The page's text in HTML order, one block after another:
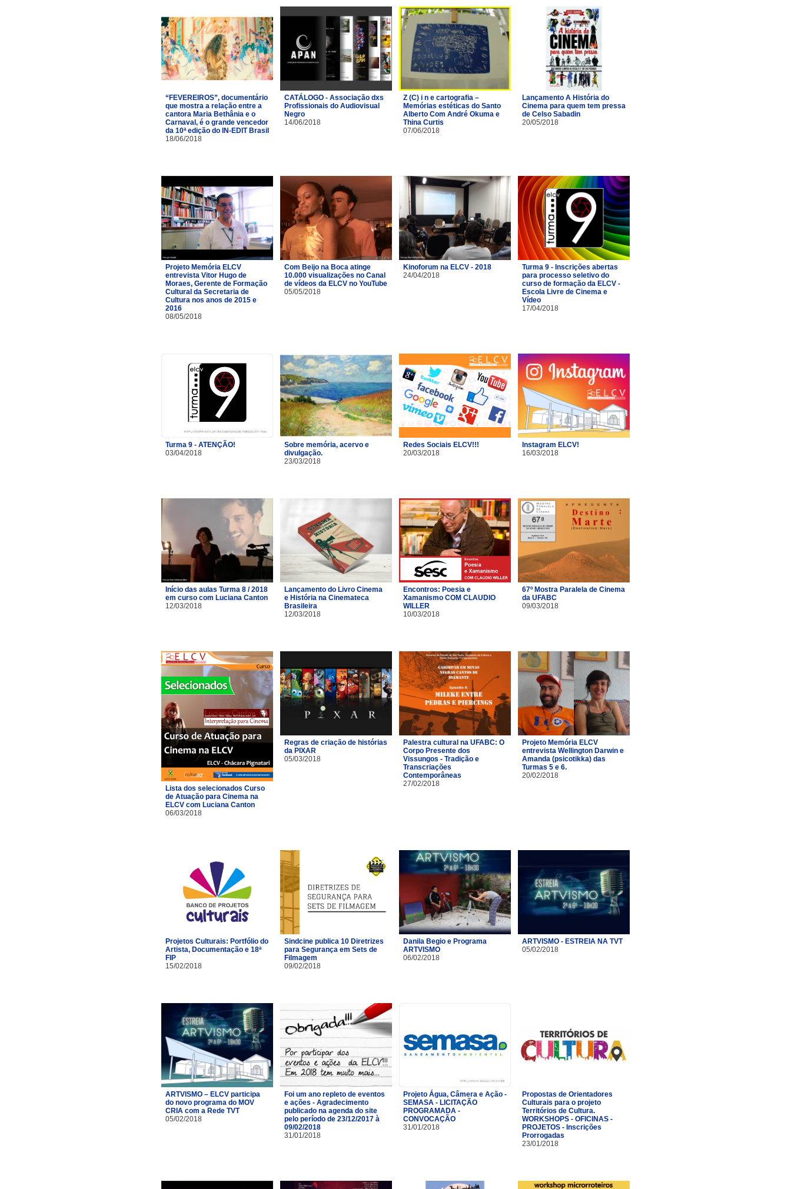
“FEVEREIROS”, documentário
que mostra a relação entre a
cantora Maria Bethânia e o
Carnaval, é o grande vencedor
da 10ª edição do IN-EDIT Brasil
18/06/2018
CATÁLOGO - Associação dxs
Profissionais do Audiovisual
Negro
14/06/2018
Z (C) i n e cartografia –
Memórias estéticas do Santo
Alberto Com André Okuma e
Thina Curtis
07/06/2018
Lançamento A História do
Cinema para quem tem pressa
de Celso Sabadin
20/05/2018
Projeto Memória ELCV
entrevista Vitor Hugo de
Moraes, Gerente de Formação
Cultural da Secretaria de
Cultura nos anos de 2015 e
2016
08/05/2018
Com Beijo na Boca atinge
10.000 visualizações no Canal
de vídeos da ELCV no YouTube
05/05/2018
Kinoforum na ELCV - 2018
24/04/2018
Turma 9 - Inscrições abertas
para processo seletivo do
curso de formação da ELCV -
Escola Livre de Cinema e
Vídeo
17/04/2018
Turma 9 - ATENÇÃO!
03/04/2018
Sobre memória, acervo e
divulgação.
23/03/2018
Redes Sociais ELCV!!!
20/03/2018
Instagram ELCV!
16/03/2018
Início das aulas Turma 8 / 2018
em curso com Luciana Canton
12/03/2018
Lançamento do Livro Cinema
e História na Cinemateca
Brasileira
12/03/2018
Encontros: Poesia e
Xamanismo COM CLAUDIO
WILLER
10/03/2018
67º Mostra Paralela de Cinema
da UFABC
09/03/2018
Lista dos selecionados Curso
de Atuação para Cinema na
ELCV com Luciana Canton
06/03/2018
Regras de criação de histórias
da PIXAR
05/03/2018
Palestra cultural na UFABC: O
Corpo Presente dos
Vissungos - Tradição e
Transcriações
Contemporâneas
27/02/2018
Projeto Memória ELCV
entrevista Wellington Darwin e
Amanda (psicotikka) das
Turmas 5 e 6.
20/02/2018
Projetos Culturais: Portfólio do
Artista, Documentação e 18ª
FIP
15/02/2018
Sindcine publica 10 Diretrizes
para Segurança em Sets de
Filmagem
09/02/2018
Danila Begio e Programa
ARTVISMO
06/02/2018
ARTVISMO - ESTREIA NA TVT
05/02/2018
ARTVISMO – ELCV participa
do novo programa do MOV
CRIA com a Rede TVT
05/02/2018
Foi um ano repleto de eventos
e ações - Agradecimento
publicado na agenda do site
pelo período de 23/12/2017 à
09/02/2018
31/01/2018
Projeto Água, Câmera e Ação -
SEMASA - LICITAÇÃO
PROGRAMADA -
CONVOCAÇÃO
31/01/2018
Propostas de Orientadores
Culturais para o projeto
Territórios de Cultura.
WORKSHOPS - OFICINAS -
PROJETOS - Inscrições
Prorrogadas
23/01/2018